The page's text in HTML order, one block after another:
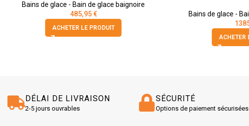
Bains de glace - Bain de glace baignoire
485,95€
ACHETER LE PRODUIT
Bains de glace -
ACHETER
DÉLAI DE LIVRAISON
2-5 jours ouvrables
SÉCURITÉ
Options de paiement sécurisées